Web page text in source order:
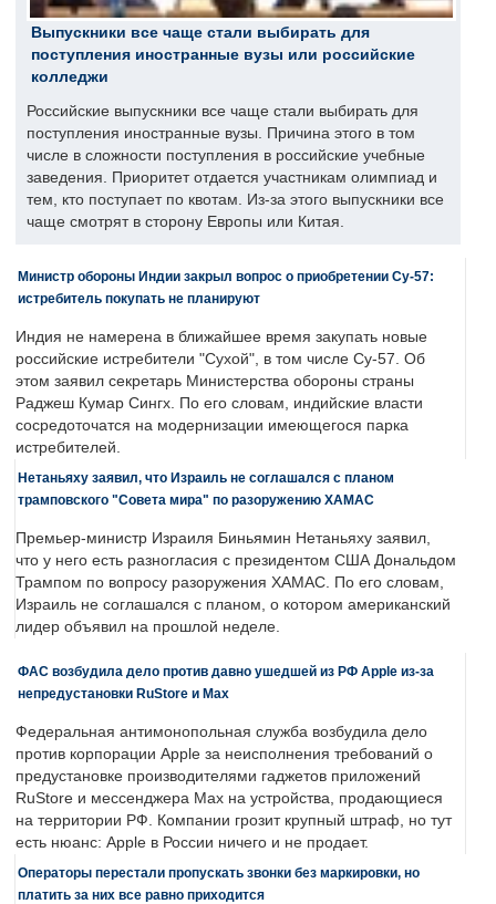
Выпускники все чаще стали выбирать для
поступления иностранные вузы или российские
колледжи
Российские выпускники все чаще стали выбирать для
поступления иностранные вузы. Причина этого в том
числе в сложности поступления в российские учебные
заведения. Приоритет отдается участникам олимпиад и
тем, кто поступает по квотам. Из-за этого выпускники все
чаще смотрят в сторону Европы или Китая.
Министр обороны Индии закрыл вопрос о приобретении Су-57:
истребитель покупать не планируют
Индия не намерена в ближайшее время закупать новые
российские истребители "Сухой", в том числе Су-57. Об
этом заявил секретарь Министерства обороны страны
Раджеш Кумар Сингх. По его словам, индийские власти
сосредоточатся на модернизации имеющегося парка
истребителей.
Нетаньяху заявил, что Израиль не соглашался с планом
трамповского "Совета мира" по разоружению ХАМАС
Премьер-министр Израиля Биньямин Нетаньяху заявил,
что у него есть разногласия с президентом США Дональдом
Трампом по вопросу разоружения ХАМАС. По его словам,
Израиль не соглашался с планом, о котором американский
лидер объявил на прошлой неделе.
ФАС возбудила дело против давно ушедшей из РФ Apple из-за
непредустановки RuStore и Max
Федеральная антимонопольная служба возбудила дело
против корпорации Apple за неисполнения требований о
предустановке производителями гаджетов приложений
RuStore и мессенджера Max на устройства, продающиеся
на территории РФ. Компании грозит крупный штраф, но тут
есть нюанс: Apple в России ничего и не продает.
Операторы перестали пропускать звонки без маркировки, но
платить за них все равно приходится